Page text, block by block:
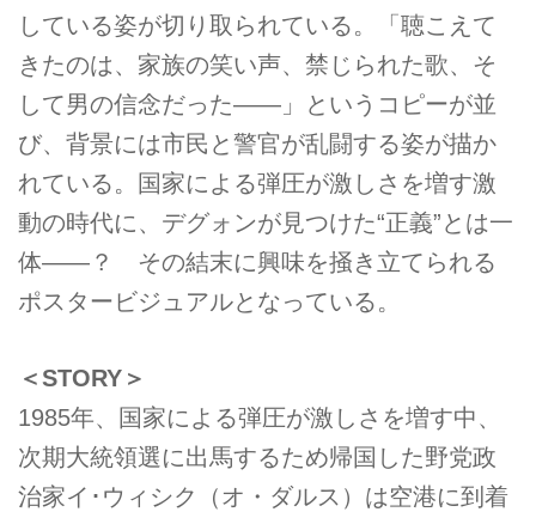
している姿が切り取られている。「聴こえて
きたのは、家族の笑い声、禁じられた歌、そ
して男の信念だった――」というコピーが並
び、背景には市民と警官が乱闘する姿が描か
れている。国家による弾圧が激しさを増す激
動の時代に、デグォンが見つけた“正義”とは一
体――？ その結末に興味を掻き立てられる
ポスタービジュアルとなっている。
＜STORY＞
1985年、国家による弾圧が激しさを増す中、
次期大統領選に出馬するため帰国した野党政
治家イ･ウィシク（オ・ダルス）は空港に到着